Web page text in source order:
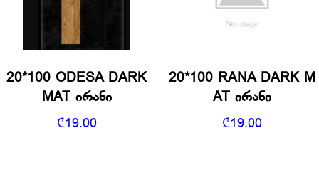
20*100 ODESA DARK
MAT ირანი
₾19.00
20*100 RANA DARK M
AT ირანი
₾19.00